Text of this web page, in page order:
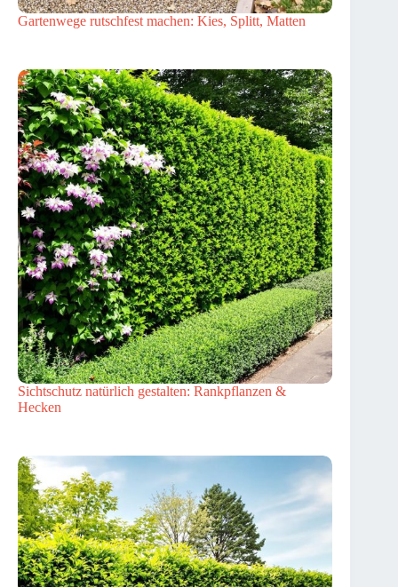
Gartenwege rutschfest machen: Kies, Splitt, Matten
Sichtschutz natürlich gestalten: Rankpflanzen &
Hecken